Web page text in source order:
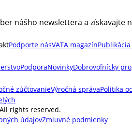
nášho newslettera a získavajte
Podporte násVATA magazín
PodporaNovinkyDobrovoľnícky
zúčtovanieVýročná správaPolitika
rights reserved.
údajovZmluvné podmienky